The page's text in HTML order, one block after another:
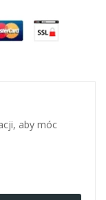
aby móc